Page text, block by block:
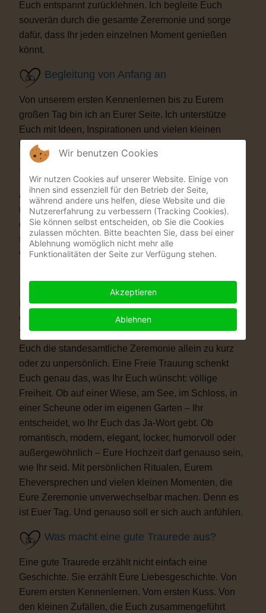
Euch entspannt zurücklehnen. Ich begleite Euch
souverän durch die gesamte Zeremonie und sorge
dafür, dass Ihr jeden einzelnen Moment genießen
könnt.
Begleitung von Anfang an
Von unserem ersten Kennenlernen bis zu Eurem
großen Tag bin ich an Eurer Seite. Ich unterstütze
Euch mit Ideen, Inspirationen und vielen kleinen
Details, die Eure Trauung besonders machen.
Auf Wunsch bereichere ich Eure Zeremonie mit
musikalischen oder künstlerischen Elementen. Als
ehemaliger Musicaldarsteller und Sänger entstehen
so Momente, die Eure Gäste garantiert nicht
vergessen werden.
Warum eine Freie Trauung?
Immer mehr Paare wünschen sich eine Hochzeit, die
wirklich zu ihnen passt. Vielleicht ist eine kirchliche
Trauung nicht das Richtige für Euch. Vielleicht ist
Euch die standesamtliche Zeremonie allein zu kurz
oder zu unpersönlich. Eine Freie Trauung schenkt
Euch genau das, was Ihr Euch wünscht: völlige
Freiheit. Ob auf einer Wiese, am See, im Schloss, in
einer Scheune oder im eigenen Garten – Ihr
entscheidet, wo Ihr Euch das Ja-Wort gebt. Ob
romantisch, modern, elegant, locker, humorvoll oder
außergewöhnlich – Eure Hochzeit darf genauso sein,
wie Ihr seid. Mit persönlichen Ritualen, Eurem
Eheversprechen und vielen kleinen Momenten, die
Eure Zeremonie unverwechselbar machen. Denn es
ist Euer Tag. Und genauso soll er sich auch anfühlen.
Was macht eine gute Traurede aus?
Eine gute Traurede erzählt nicht einfach eine
Geschichte. Sie erzählt Eure Liebesgeschichte. Von
Eurem ersten Kennenlernen. Vom ersten Kuss. Von
den kleinen Zufällen, die Euch zusammengeführt
Wir benutzen Cookies
Wir nutzen Cookies auf unserer Website. Einige von
ihnen sind essenziell für den Betrieb der Seite,
während andere uns helfen, diese Website und die
Nutzererfahrung zu verbessern (Tracking Cookies).
Sie können selbst entscheiden, ob Sie die Cookies
zulassen möchten. Bitte beachten Sie, dass bei einer
Ablehnung womöglich nicht mehr alle
Funktionalitäten der Seite zur Verfügung stehen.
Akzeptieren
Ablehnen